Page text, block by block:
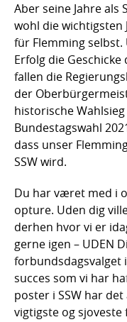
Aber seine Jahre als
wohl die wichtigsten
für Flemming
Erfolg die Geschicke
fallen die
der
historische
Bundestagswahl
dass unser
SSW wird.
Du har været med i
opture. Uden dig
derhen hvor vi er
gerne igen – UDEN
forbundsdagsvalget
succes som vi har
poster i SSW har
vigtigste og